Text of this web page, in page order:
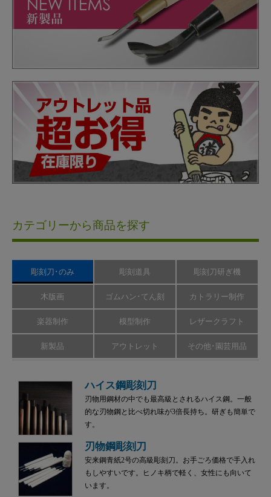
カテゴリーから商品を探す
彫刻刀･のみ 彫刻道具 彫刻刀研ぎ機
木版画 ゴムハン･てん刻 カトラリー制作
楽器制作 模型制作 レザークラフト
新製品 アウトレット その他･園芸用品
ハイス鋼彫刻刀
刃物用鋼材の中でも最高級とされるハイス鋼。一般
的な刃物鋼と比べ切れ味が3倍長持ち。研ぎも簡単で
す。
刃物鋼彫刻刀
安来鋼青紙2号の高級彫刻刀。お手ごろ価格で手入れ
もしやすいです。ヒノキ柄で軽く、女性にも向いて
います。